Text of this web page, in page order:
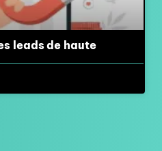
leads de haute